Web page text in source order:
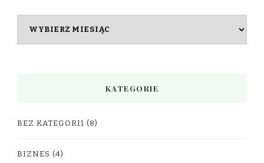
KATEGORIE
BEZ KATEGORII (8)
BIZNES (4)